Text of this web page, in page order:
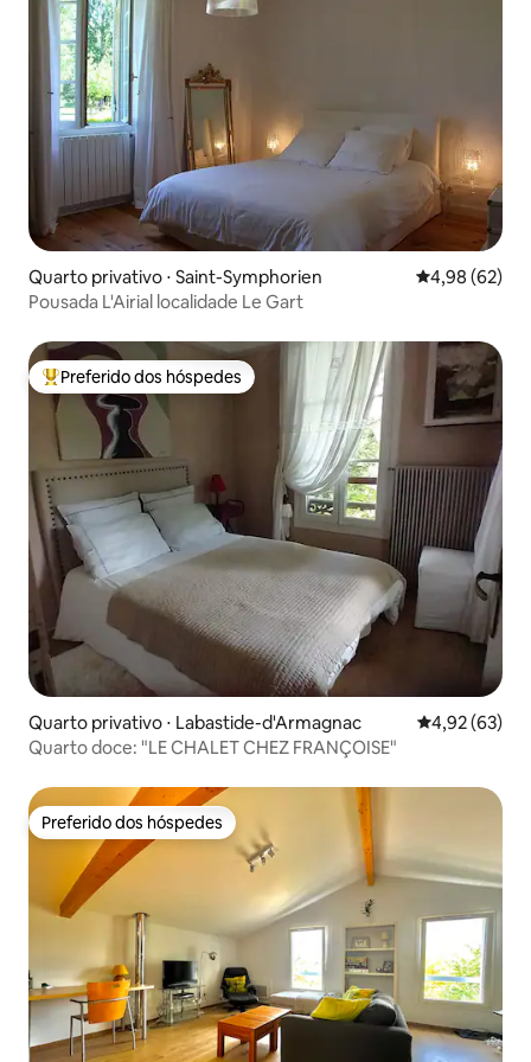
Quarto privativo ⋅ Saint-Symphorien 4,98 de uma
4,98 (62)
Pousada L'Airial localidade Le Gart
Entre os melhores preferidos dos hóspedes
Preferido dos hóspedes
Quarto privativo ⋅ Labastide-d'Armagnac 4,92 de uma
4,92 (63)
Quarto doce: "LE CHALET CHEZ FRANÇOISE"
Preferido dos hóspedes
Preferido dos hóspedes